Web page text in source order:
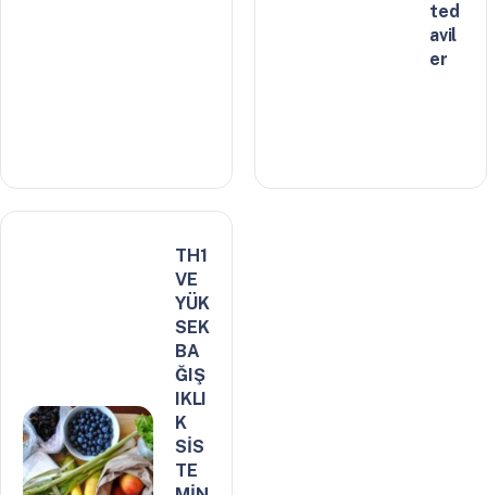
ted
avil
er
TH1
VE
YÜK
SEK
BA
ĞIŞ
IKLI
K
SİS
TE